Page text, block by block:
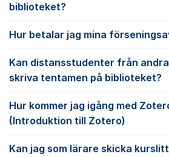
biblioteket?
Hur betalar jag mina
Kan distansstudenter från
skriva tentamen på biblioteket?
Hur kommer jag igång med
(Introduktion till Zotero)
Kan jag som lärare skicka